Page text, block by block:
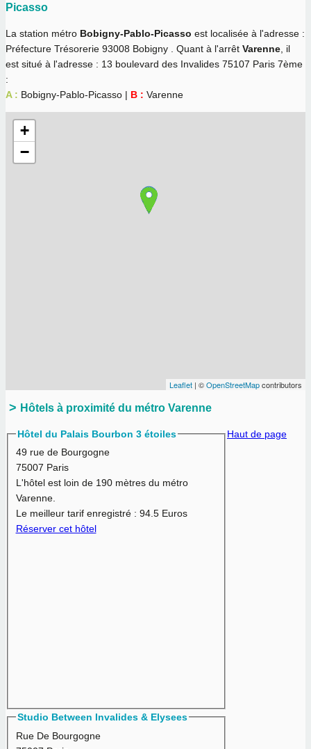
Picasso
La station métro Bobigny-Pablo-Picasso est localisée à l'adresse :
Préfecture Trésorerie 93008 Bobigny . Quant à l'arrêt Varenne , il
est situé à l'adresse : 13 boulevard des Invalides 75107 Paris 7ème
:
A : Bobigny-Pablo-Picasso | B : Varenne
+
−
Leaflet | ©OpenStreetMapcontributors
Hôtels à proximité du métro Varenne
Hôtel du Palais Bourbon 3 étoiles
49 rue de Bourgogne
75007 Paris
L'hôtel est loin de 190 mètres du métro
Varenne.
Le meilleur tarif enregistré : 94.5 Euros
Réserver cet hôtel
Studio Between Invalides & Elysees
Rue De Bourgogne
Haut de page